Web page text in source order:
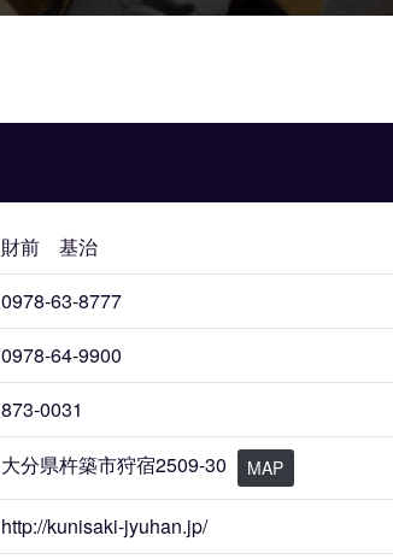
財前 基治
0978-63-8777
0978-64-9900
873-0031
大分県杵築市狩宿2509-30 MAP
http://kunisaki-jyuhan.jp/